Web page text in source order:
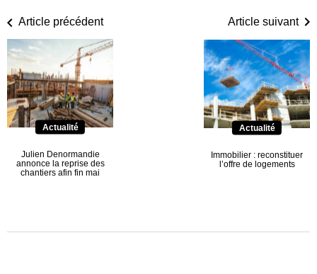
Article précédent
Actualité
Julien Denormandie
annonce la reprise des
chantiers afin fin mai
Article suivant
Actualité
Immobilier : reconstituer
l’offre de logements